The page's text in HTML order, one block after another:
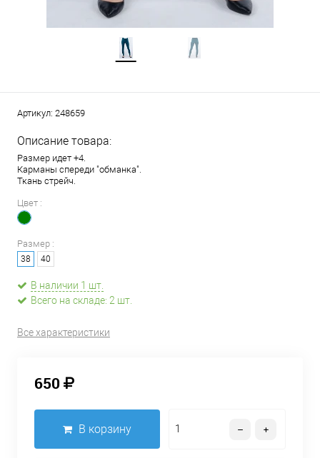
Артикул: 248659
Описание товара:
Размер идет +4.
Карманы спереди "обманка".
Ткань стрейч.
Цвет :
Размер :
38 40
В наличии 1 шт.
Всего на складе: 2 шт.
Все характеристики
650
В корзину